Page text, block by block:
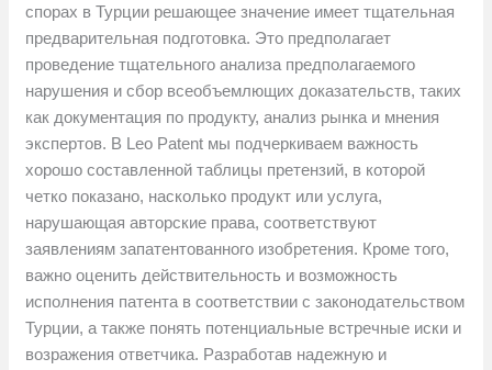
спорах в Турции решающее значение имеет тщательная
предварительная подготовка. Это предполагает
проведение тщательного анализа предполагаемого
нарушения и сбор всеобъемлющих доказательств, таких
как документация по продукту, анализ рынка и мнения
экспертов. В Leo Patent мы подчеркиваем важность
хорошо составленной таблицы претензий, в которой
четко показано, насколько продукт или услуга,
нарушающая авторские права, соответствуют
заявлениям запатентованного изобретения. Кроме того,
важно оценить действительность и возможность
исполнения патента в соответствии с законодательством
Турции, а также понять потенциальные встречные иски и
возражения ответчика. Разработав надежную и